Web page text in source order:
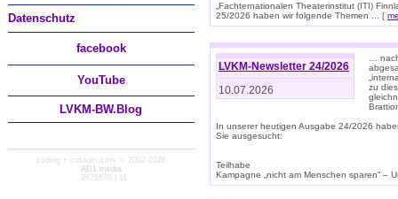
Datenschutz
facebook
YouTube
LVKM-BW.Blog
coding + custom cms © 2002-2026
AD1 media
· 2621670 | 11
„Fachternationalen Theaterinstitut (ITI)
25/2026 haben wir folgende Themen ... [
LVKM-Newsletter 24/2026
10.07.2026
…
zu
In unserer heutigen Ausgabe 24/2026
Sie ausgesucht:
Teilhabe
Kampagne „nicht am Menschen sparen“ –